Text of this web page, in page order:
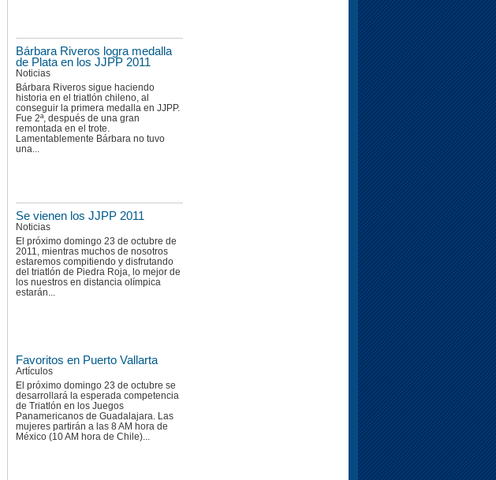
Bárbara Riveros logra medalla
de Plata en los JJPP 2011
Noticias
Bárbara Riveros sigue haciendo
historia en el triatlón chileno, al
conseguir la primera medalla en JJPP.
Fue 2ª, después de una gran
remontada en el trote.
Lamentablemente Bárbara no tuvo
una...
Se vienen los JJPP 2011
Noticias
El próximo domingo 23 de octubre de
2011, mientras muchos de nosotros
estaremos compitiendo y disfrutando
del triatlón de Piedra Roja, lo mejor de
los nuestros en distancia olímpica
estarán...
Favoritos en Puerto Vallarta
Artículos
El próximo domingo 23 de octubre se
desarrollará la esperada competencia
de Triatlón en los Juegos
Panamericanos de Guadalajara. Las
mujeres partirán a las 8 AM hora de
México (10 AM hora de Chile)...